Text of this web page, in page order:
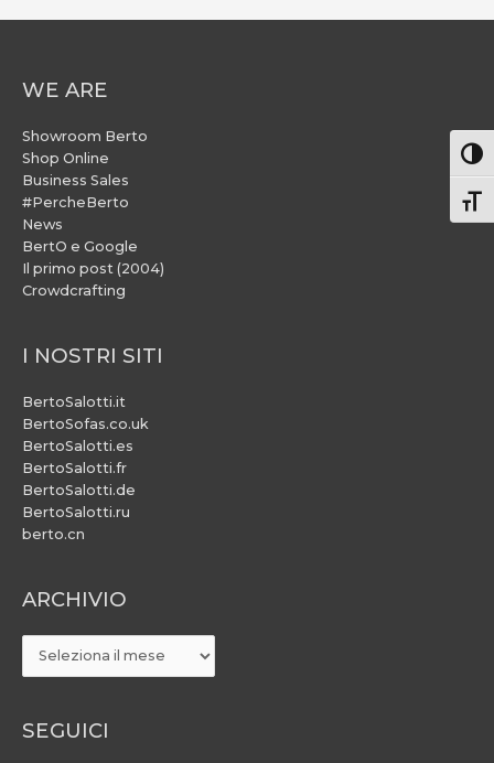
WE ARE
Showroom Berto
Shop Online
Business Sales
#PercheBerto
News
BertO e Google
Il primo post (2004)
Crowdcrafting
I NOSTRI SITI
BertoSalotti.it
BertoSofas.co.uk
BertoSalotti.es
BertoSalotti.fr
BertoSalotti.de
BertoSalotti.ru
berto.cn
ARCHIVIO
ARCHIVIO
SEGUICI